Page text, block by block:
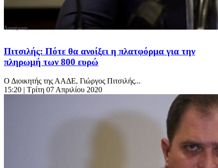
Πιτσιλής: Πότε θα ανοίξει η πλατφόρμα για την
πληρωμή των 800 ευρώ
Ο Διοικητής της ΑΑΔΕ, Γιώργος Πιτσιλής...
15:20 | Τρίτη 07 Απριλίου 2020